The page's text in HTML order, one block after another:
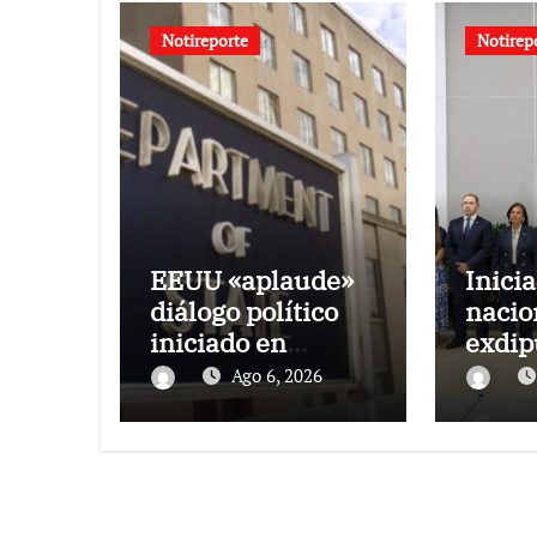
Notireporte
EEUU «aplaude»
diálogo político
iniciado en
VenezuelaAgo 6, 2026
AN